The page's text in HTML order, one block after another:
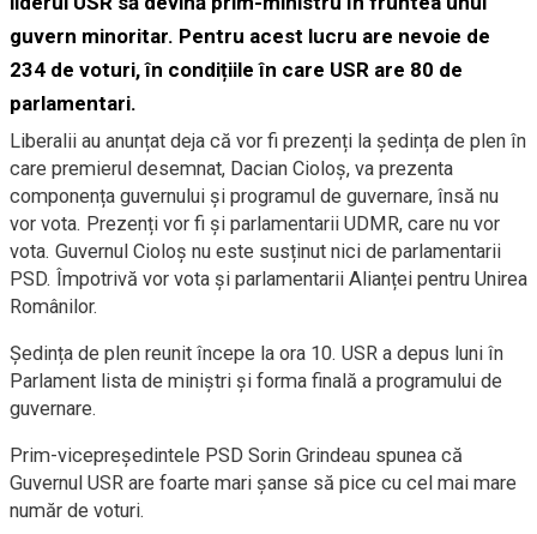
guvern minoritar. Pentru acest lucru are nevoie de
234 de voturi, în condițiile în care USR are 80 de
parlamentari.
Liberalii au anunțat deja că vor fi prezenți la ședința de plen în
care premierul desemnat, Dacian Cioloș, va prezenta
componența guvernului și programul de guvernare, însă nu
vor vota. Prezenți vor fi și parlamentarii UDMR, care nu vor
vota. Guvernul Cioloș nu este susținut nici de parlamentarii
PSD. Împotrivă vor vota și parlamentarii Alianței pentru Unirea
Românilor.
Ședința de plen reunit începe la ora 10. USR a depus luni în
Parlament lista de miniștri și forma finală a programului de
guvernare.
Prim-vicepreședintele PSD Sorin Grindeau spunea că
Guvernul USR are foarte mari șanse să pice cu cel mai mare
număr de voturi.